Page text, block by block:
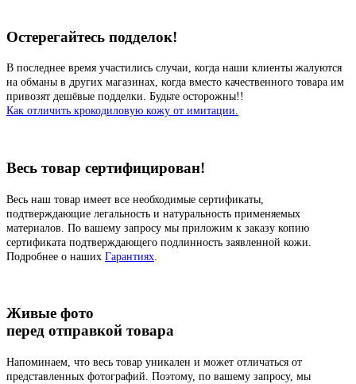
Остерегайтесь подделок!
В последнее время участились случаи, когда наши клиенты жалуются
на обманы в других магазинах, когда вместо качественного товара им
привозят дешёвые подделки. Будьте осторожны!!
Как отличить крокодиловую кожу от имитации.
Весь товар сертифицирован!
Весь наш товар имеет все необходимые сертификаты,
подтверждающие легальность и натуральность применяемых
материалов. По вашему запросу мы приложим к заказу копию
сертификата подтверждающего подлинность заявленной кожи.
Подробнее о наших Гарантиях
Живые фото
перед отправкой товара
Напоминаем, что весь товар уникален и может отличаться от
представленных фотографий. Поэтому, по вашему запросу, мы